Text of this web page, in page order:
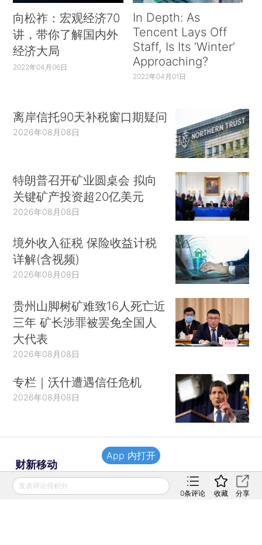
向松祚：宏观经济70
讲，带你了解国内外
经济大局
2022年04月06日
In Depth: As
Tencent Lays Off
Staff, Is Its ‘Winter’
Approaching?
2022年04月01日
离岸信托90天补税窗口期疑问
2026年08月08日
特朗普召开矿业圆桌会 拟向
关键矿产投资超20亿美元
2026年08月08日
境外收入征税 保险收益计税
详解(含视频)
2026年08月08日
贵州山脚树矿难致16人死亡近
三年 矿长涉罪被罢免全国人
大代表
2026年08月08日
专栏｜沃什遭遇信任危机
2026年08月08日
财新移动
发表评论得积分
0条评论 收藏 分享
App 内打开